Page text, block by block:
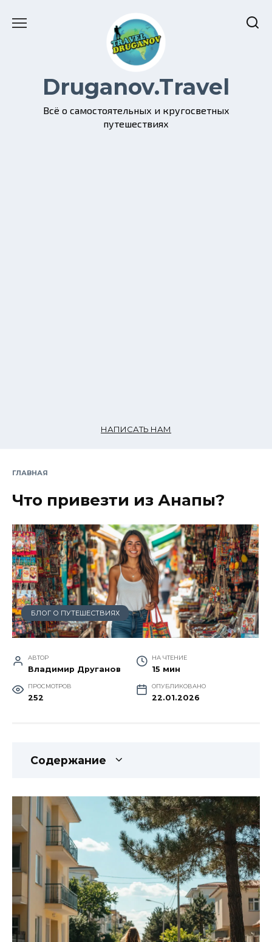
Druganov.Travel
Всё о самостоятельных и кругосветных
путешествиях
НАПИСАТЬ НАМ
ГЛАВНАЯ
Что привезти из Анапы?
БЛОГ О ПУТЕШЕСТВИЯХ
АВТОР
Владимир Друганов
НА ЧТЕНИЕ
15 мин
ПРОСМОТРОВ
252
ОПУБЛИКОВАНО
22.01.2026
Содержание